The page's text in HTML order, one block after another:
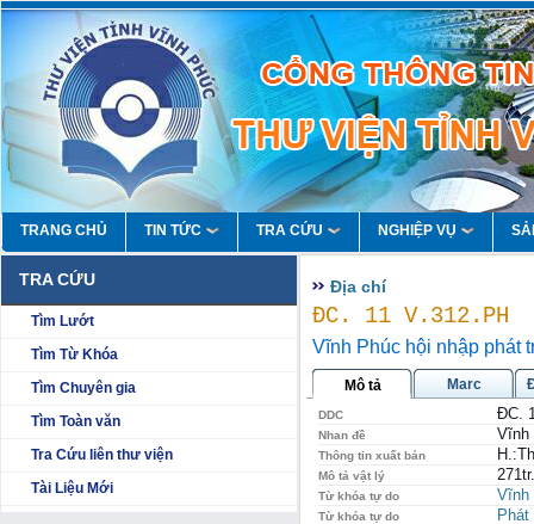
TRANG CHỦ TIN TỨC TRA CỨU NGHIỆP VỤ
TRA CỨU
Tìm Lướt
Tìm Từ Khóa
Tìm Chuyên gia
Tìm Toàn văn
Tra Cứu liên thư viện
Tài Liệu Mới
Địa chí
ĐC. 11 V.312.PH
Vĩnh Phúc hội nhập phát
Mô tả Marc
DDC ĐC.
Nhan đề Vĩnh
Thông tin xuất bản
Mô tả vật lý
Từ khóa tự do Vĩnh
Từ khóa tự do Phát